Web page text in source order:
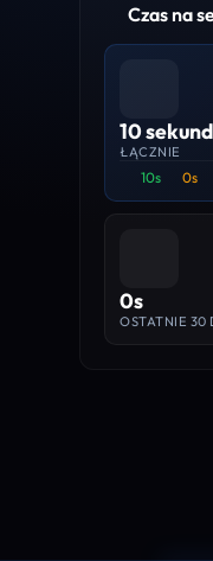
Czas na
10 sekund
ŁĄCZNIE
10s 0s
0s
OSTATNIE 30